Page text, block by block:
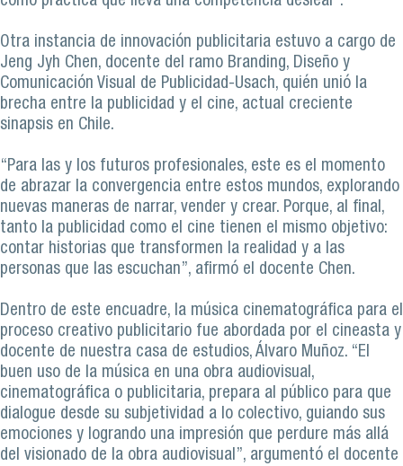
Otra instancia de innovación publicitaria estuvo a cargo de
Jeng Jyh Chen, docente del ramo Branding, Diseño y
Comunicación Visual de Publicidad-Usach, quién unió la
brecha entre la publicidad y el cine, actual creciente
sinapsis en Chile.
“Para las y los futuros profesionales, este es el momento
de abrazar la convergencia entre estos mundos, explorando
nuevas maneras de narrar, vender y crear. Porque, al final,
tanto la publicidad como el cine tienen el mismo objetivo:
contar historias que transformen la realidad y a las
personas que las escuchan”, afirmó el docente Chen.
Dentro de este encuadre, la música cinematográfica para el
proceso creativo publicitario fue abordada por el cineasta y
docente de nuestra casa de estudios, Álvaro Muñoz. “El
buen uso de la música en una obra audiovisual,
cinematográfica o publicitaria, prepara al público para que
dialogue desde su subjetividad a lo colectivo, guiando sus
emociones y logrando una impresión que perdure más allá
del visionado de la obra audiovisual”, argumentó el docente